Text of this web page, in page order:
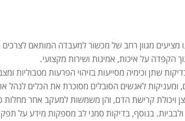
מציעים מגוון רחב של מכשור למעבדה המותאם
הקפדה על איכות, אמינות ושירות מקצועי.
שתן וכימיה מסייעות בזיהוי הפרעות מטבוליות
ומעניקות לאנשים הסובלים מסוכרת את הכלים לנהל
ויכולת קרישת הדם, והן משמשות למעקב אחר מחלות
ולבביות. בנוסף, בדיקות סמני לב מספקות מידע על